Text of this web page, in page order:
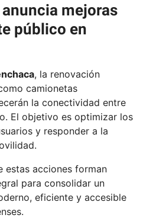
mejoras
público en
, la renovación
camionetas
la conectividad entre
El objetivo es optimizar los
y responder a la
estas acciones forman
para consolidar un
eficiente y accesible